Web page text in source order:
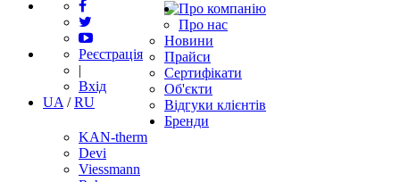
Реєстрація
|
Вхід
UA /RU
Про компанію
Про нас
Новини
Прайси
Сертифікати
Об'єкти
Відгуки клієнтів
Бренди
KAN-therm
Devi
Viessmann